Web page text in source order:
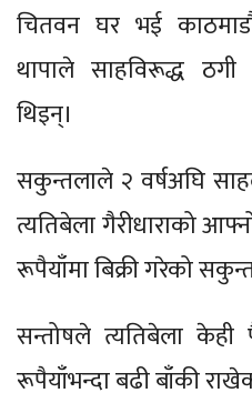
चितवन घर भई
थापाले साहविरूद्ध ठगी
थिइन्।
सकुन्तलाले २ वर्षअघि
त्यतिबेला गैरीधाराको
रूपैयाँमा बिक्री गरेको
सन्तोषले त्यतिबेला
रूपैयाँभन्दा बढी बाँकी